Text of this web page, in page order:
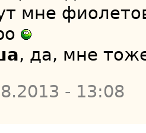
мне
, да, мне
- 13:08